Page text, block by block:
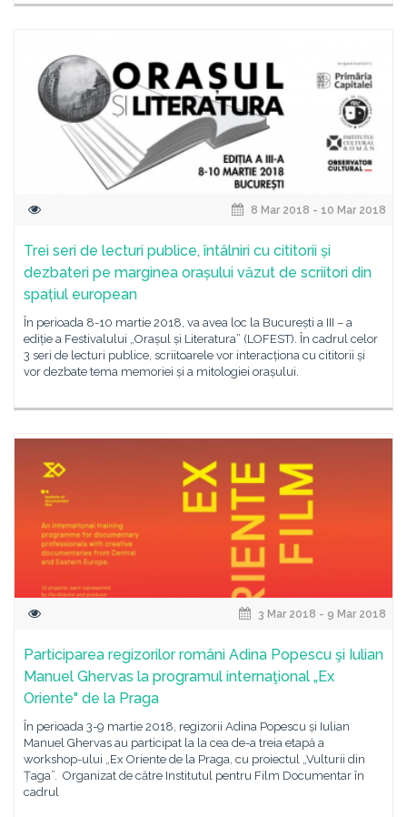
8 Mar 2018 - 10 Mar 2018
Trei seri de lecturi publice, întâlniri cu cititorii și
dezbateri pe marginea orașului văzut de scriitori din
spațiul european
În perioada 8-10 martie 2018, va avea loc la București a III – a
ediție a Festivalului „Orașul și Literatura” (LOFEST). În cadrul celor
3 seri de lecturi publice, scriitoarele vor interacționa cu cititorii și
vor dezbate tema memoriei și a mitologiei orașului.
3 Mar 2018 - 9 Mar 2018
Participarea regizorilor români Adina Popescu şi Iulian
Manuel Ghervas la programul internaţional „Ex
Oriente" de la Praga
În perioada 3-9 martie 2018, regizorii Adina Popescu și Iulian
Manuel Ghervas au participat la la cea de-a treia etapă a
workshop-ului „Ex Oriente de la Praga, cu proiectul „Vulturii din
Țaga”. Organizat de către Institutul pentru Film Documentar în
cadrul